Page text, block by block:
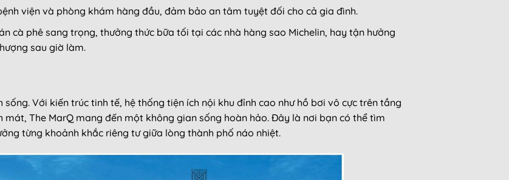
viện và phòng khám hàng đầu, đảm bảo an tâm tuyệt đối cho cả gia đình.
cà phê sang trọng, thưởng thức bữa tối tại các nhà hàng sao Michelin, hay tận hưởng
sau giờ làm.
sống. Với kiến trúc tinh tế, hệ thống tiện ích nội khu đỉnh cao như hồ bơi vô cực trên tầng
The MarQ mang đến một không gian sống hoàn hảo. Đây là nơi bạn có thể tìm
từng khoảnh khắc riêng tư giữa lòng thành phố náo nhiệt.